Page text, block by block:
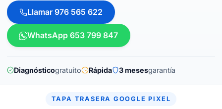
Llamar 976 565 622
WhatsApp 653 799 847
Diagnósticogratuito Rápida 3 mesesgarantía
TAPA TRASERA GOOGLE PIXEL